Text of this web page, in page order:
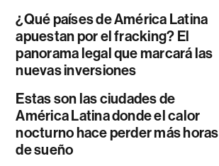
¿Qué países de América Latina
apuestan por el fracking? El
panorama legal que marcará las
nuevas inversiones
Estas son las ciudades de
América Latina donde el calor
nocturno hace perder más horas
de sueño